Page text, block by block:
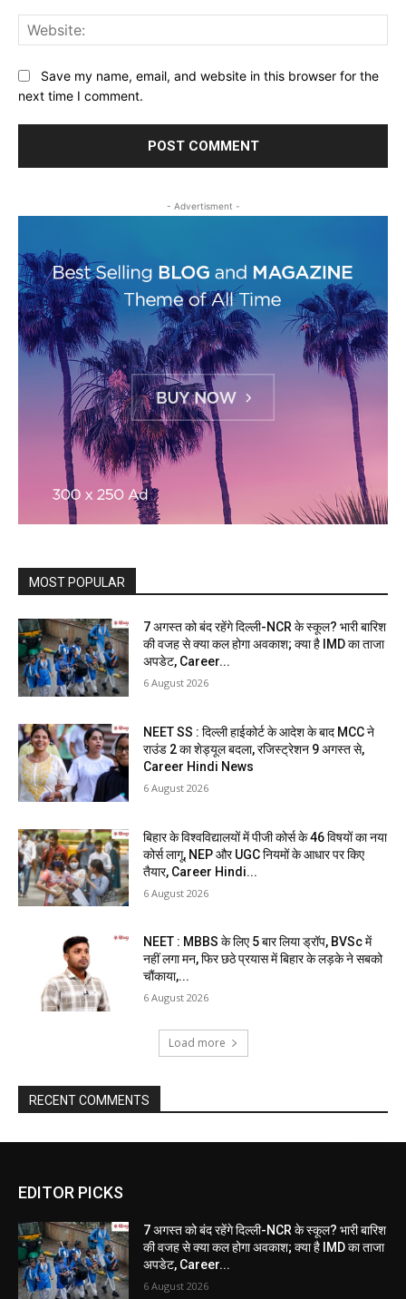
Save my name, email, and website in this browser for the
next time I comment.
- Advertisment -
MOST POPULAR
7 अगस्त को बंद रहेंगे दिल्ली-NCR के स्कूल? भारी बारिश
की वजह से क्या कल होगा अवकाश; क्या है IMD का ताजा
अपडेट, Career...
6 August 2026
NEET SS : दिल्ली हाईकोर्ट के आदेश के बाद MCC ने
राउंड 2 का शेड्यूल बदला, रजिस्ट्रेशन 9 अगस्त से,
Career Hindi News
6 August 2026
बिहार के विश्वविद्यालयों में पीजी कोर्स के 46 विषयों का नया
कोर्स लागू, NEP और UGC नियमों के आधार पर किए
तैयार, Career Hindi...
6 August 2026
NEET : MBBS के लिए 5 बार लिया ड्रॉप, BVSc में
नहीं लगा मन, फिर छठे प्रयास में बिहार के लड़के ने सबको
चौंकाया,...
6 August 2026
Load more
RECENT COMMENTS
EDITOR PICKS
7 अगस्त को बंद रहेंगे दिल्ली-NCR के स्कूल? भारी बारिश
की वजह से क्या कल होगा अवकाश; क्या है IMD का ताजा
अपडेट, Career...
6 August 2026